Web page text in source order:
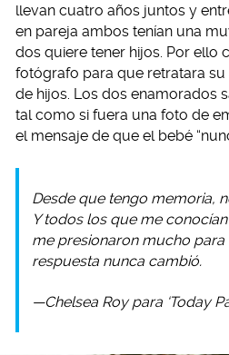
llevan cuatro años juntos y
en pareja ambos tenían una
dos quiere tener hijos. Por ello
fotógrafo para que retratara
de hijos. Los dos enamorados
tal como si fuera una foto de
el mensaje de que el bebé
Desde que tengo memoria,
Y todos los que me
me presionaron mucho para
respuesta nunca cambió.
—Chelsea Roy para ‘Today